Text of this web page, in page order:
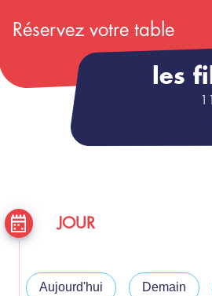
Réservez votre table
les
JOUR
Aujourd'hui Demain